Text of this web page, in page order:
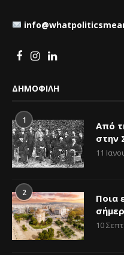
ΔΗΜΟΦΙΛΗ
1
Από
στην
11
2
Ποια
10